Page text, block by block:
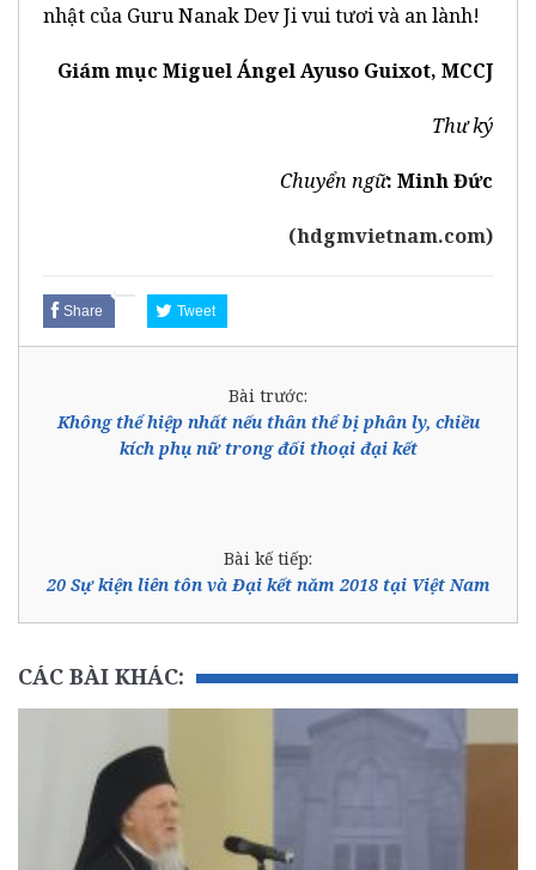
nhật của Guru Nanak Dev Ji vui tươi và an lành!
Giám mục Miguel Ángel Ayuso Guixot, MCCJ
Thư ký
Chuyển ngữ: Minh Đức
(hdgmvietnam.com)
Share Tweet
Bài trước:
Không thể hiệp nhất nếu thân thể bị phân ly, chiều
kích phụ nữ trong đối thoại đại kết
Bài kế tiếp:
20 Sự kiện liên tôn và Đại kết năm 2018 tại Việt Nam
CÁC BÀI KHÁC: